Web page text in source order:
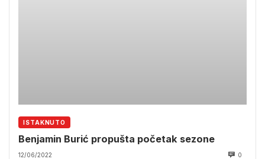
ISTAKNUTO
Benjamin Burić propušta početak sezone
12/06/2022 0